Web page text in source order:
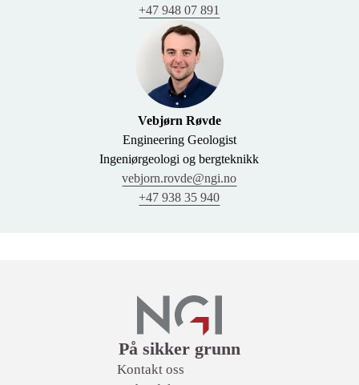
+47 948 07 891
Vebjørn Røvde
Engineering Geologist
Ingeniørgeologi og bergteknikk
vebjorn.rovde@ngi.no
+47 938 35 940
På sikker grunn
Lenker
Kontakt oss